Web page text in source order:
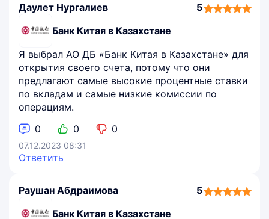
Даулет Нургалиев
Банк Китая в Казахстане
5
5,0
Я выбрал АО ДБ «Банк Китая в Казахстане» для
открытия своего счета, потому что они
предлагают самые высокие процентные ставки
по вкладам и самые низкие комиссии по
операциям.
0
0 0
07.12.2023 08:31
Ответить
Раушан Абдраимова
Банк Китая в Казахстане
5
5,0